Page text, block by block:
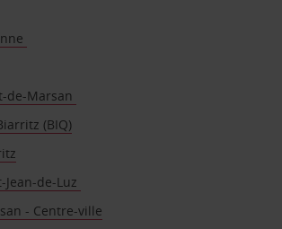
de-Marsan
(BIQ)
Jean-de-Luz
- Centre-ville